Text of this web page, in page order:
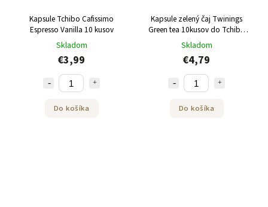
Kapsule Tchibo Cafissimo
Espresso Vanilla 10 kusov
Skladom
€3,99
Do košíka
Kapsule zelený čaj Twinings
Green tea 10kusov do Tchibo
Cafissimo
Skladom
€4,79
Do košíka